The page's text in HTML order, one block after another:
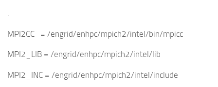
MPI2CC = /engrid/enhpc/mpich2/intel/bin/mpicc
MPI2_LIB = /engrid/enhpc/mpich2/intel/lib
MPI2_INC = /engrid/enhpc/mpich2/intel/include